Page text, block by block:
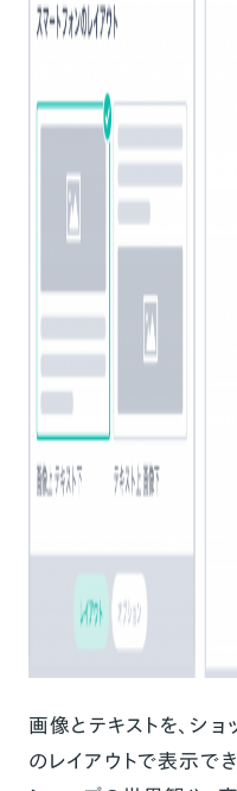
画像とテキストを、シ
のレイアウトで表示で